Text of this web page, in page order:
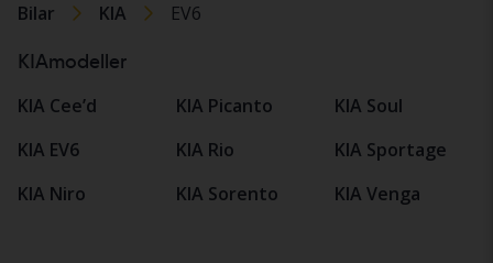
Bilar KIA EV6
KIAmodeller
KIA Cee’d
KIA EV6
KIA Niro
KIA Picanto
KIA Rio
KIA Sorento
KIA Soul
KIA Sportage
KIA Venga